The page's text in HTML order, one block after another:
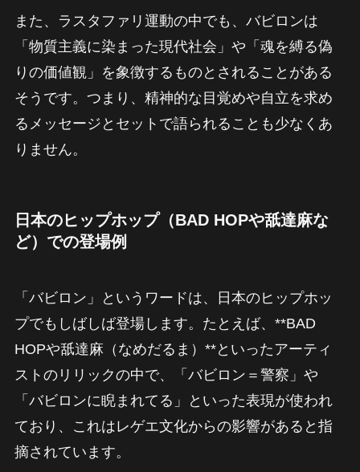
また、ラスタファリ運動の中でも、バビロンは
「物質主義に染まった現代社会」や「魂を縛る偽
りの価値観」を象徴するものとされることがある
そうです。つまり、精神的な目覚めや自立を求め
るメッセージとセットで語られることも少なくあ
りません。
日本のヒップホップ（BAD HOPや舐達麻な
ど）での登場例
「バビロン」というワードは、日本のヒップホッ
プでもしばしば登場します。たとえば、**BAD
HOPや舐達麻（なめだるま）**といったアーティ
ストのリリックの中で、「バビロン＝警察」や
「バビロンに睨まれてる」といった表現が使われ
ており、これはレゲエ文化からの影響があると指
摘されています。